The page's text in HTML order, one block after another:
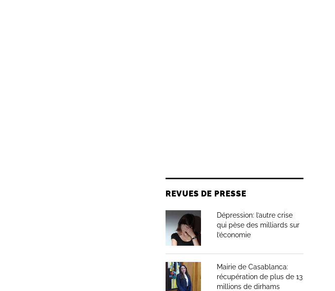
REVUES DE PRESSE
Dépression: l’autre crise
qui pèse des milliards sur
l’économie
Mairie de Casablanca:
récupération de plus de 13
millions de dirhams